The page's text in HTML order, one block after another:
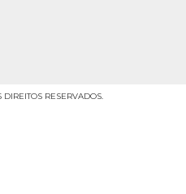
RESERVADOS.